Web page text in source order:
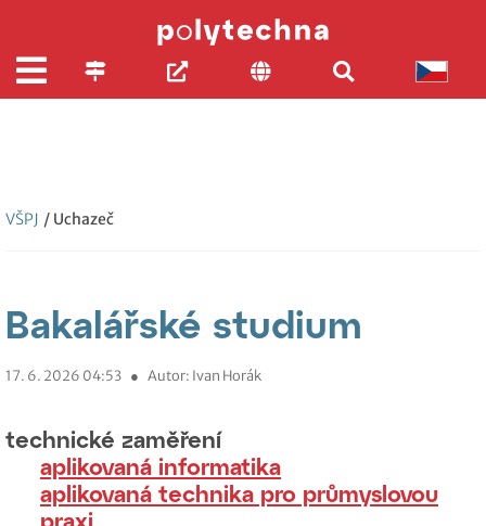
VŠPJ / Uchazeč
Bakalářské studium
17. 6. 2026 04:53 ● Autor: Ivan Horák
technické zaměření
aplikovaná informatika
aplikovaná technika pro průmyslovou
praxi